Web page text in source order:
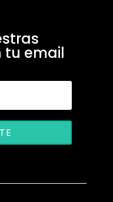
tu email